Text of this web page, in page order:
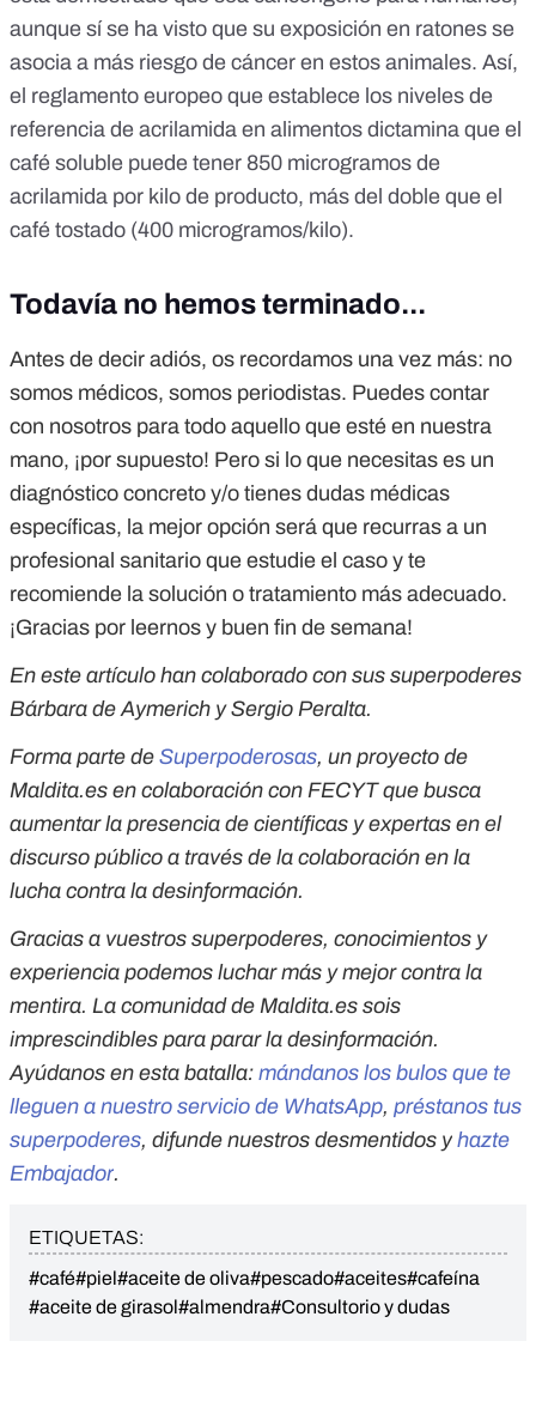
aunque sí se ha visto que su exposición en ratones se
asocia a más riesgo de cáncer en estos animales. Así,
el reglamento europeo que establece los niveles de
referencia de acrilamida en alimentos dictamina que el
café soluble puede tener 850 microgramos de
acrilamida por kilo de producto, más del doble que el
café tostado (400 microgramos/kilo).
Todavía no hemos terminado...
Antes de decir adiós, os recordamos una vez más: no
somos médicos, somos periodistas. Puedes contar
con nosotros para todo aquello que esté en nuestra
mano, ¡por supuesto! Pero si lo que necesitas es un
diagnóstico concreto y/o tienes dudas médicas
específicas, la mejor opción será que recurras a un
profesional sanitario que estudie el caso y te
recomiende la solución o tratamiento más adecuado.
¡Gracias por leernos y buen fin de semana!
En este artículo han colaborado con sus superpoderes
Bárbara de Aymerich y Sergio Peralta.
Forma parte de Superpoderosas, un proyecto de
Maldita.es en colaboración con FECYT que busca
aumentar la presencia de científicas y expertas en el
discurso público a través de la colaboración en la
lucha contra la desinformación.
Gracias a vuestros superpoderes, conocimientos y
experiencia podemos luchar más y mejor contra la
mentira. La comunidad de Maldita.es sois
imprescindibles para parar la desinformación.
Ayúdanos en esta batalla: mándanos los bulos que te
lleguen a nuestro servicio de WhatsApp, préstanos tus
superpoderes, difunde nuestros desmentidos y hazte
Embajador.
ETIQUETAS:
#café#piel#aceite de oliva#pescado#aceites#cafeína
#aceite de girasol#almendra#Consultorio y dudas